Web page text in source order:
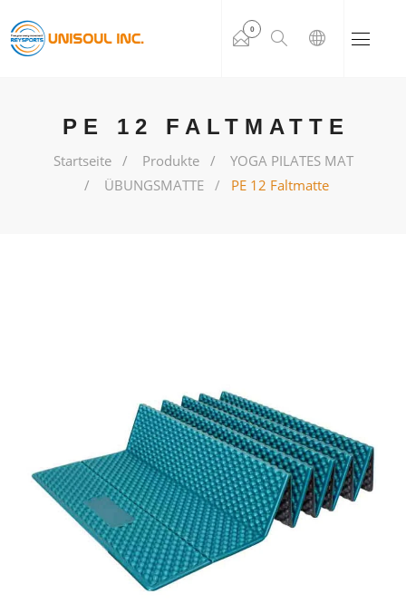
0
PE 12 FALTMATTE
Startseite Produkte
YOGA PILATES MAT
ÜBUNGSMATTE
PE 12 Faltmatte